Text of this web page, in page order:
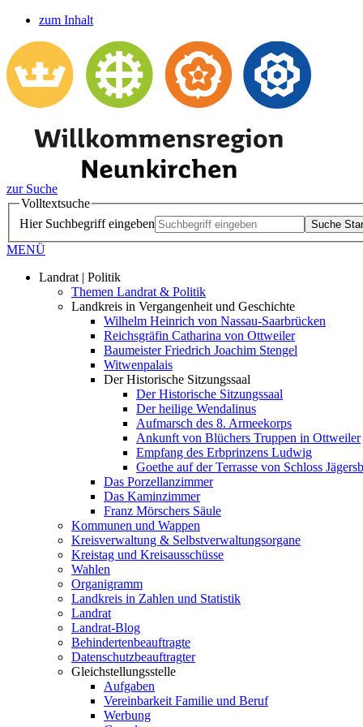
zum Inhalt
zur Suche
Volltextsuche
Hier Suchbegriff eingeben
Suche
MENÜ
Landrat | Politik
Themen Landrat & Politik
Landkreis in Vergangenheit und Geschichte
Wilhelm Heinrich von Nassau-Saarbrücken
Reichsgräfin Catharina von Ottweiler
Baumeister Friedrich Joachim Stengel
Witwenpalais
Der Historische Sitzungssaal
Der Historische Sitzungssaal
Der heilige Wendalinus
Aufmarsch des 8. Armeekorps
Ankunft von Blüchers Truppen in Ottweiler
Empfang des Erbprinzens Ludwig
Goethe auf der Terrasse von Schloss
Das Porzellanzimmer
Das Kaminzimmer
Franz Mörschers Säule
Kommunen und Wappen
Kreisverwaltung & Selbstverwaltungsorgane
Kreistag und Kreisausschüsse
Wahlen
Organigramm
Landkreis in Zahlen und Statistik
Landrat
Landrat-Blog
Behindertenbeauftragte
Datenschutzbeauftragter
Gleichstellungsstelle
Aufgaben
Vereinbarkeit Familie und Beruf
Werbung